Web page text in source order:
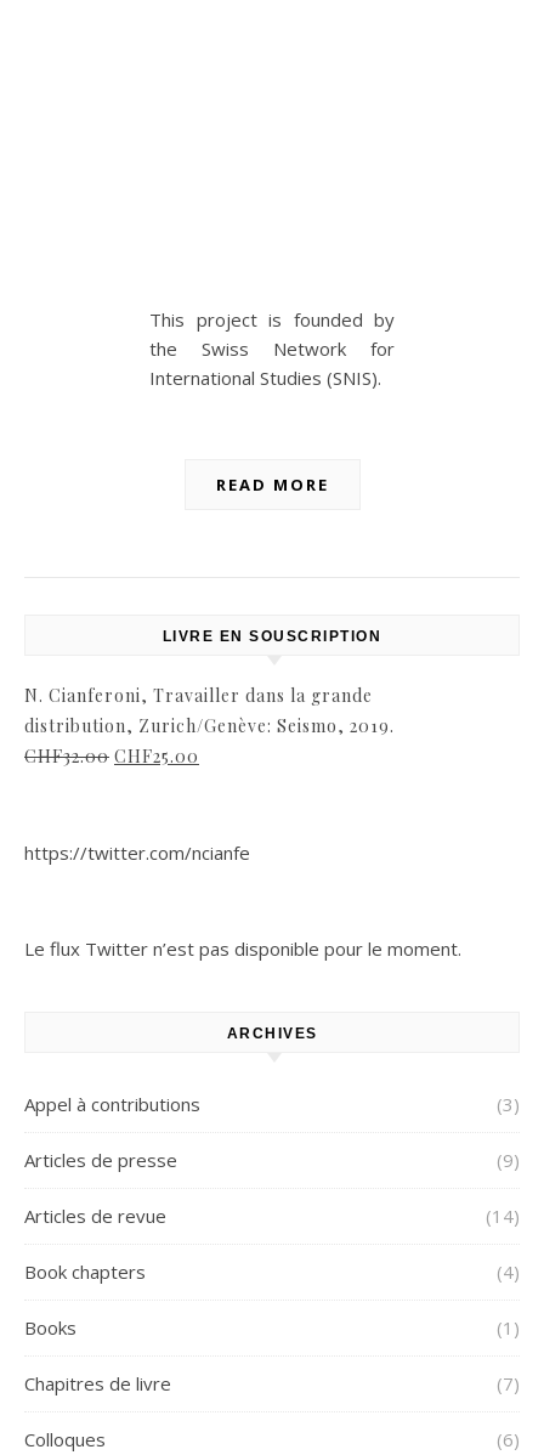
This project is founded by
the Swiss Network for
International Studies (SNIS).
READ MORE
LIVRE EN SOUSCRIPTION
N. Cianferoni, Travailler dans la grande
distribution, Zurich/Genève: Seismo, 2019.
CHF32.00 CHF25.00
https://twitter.com/ncianfe
Le flux Twitter n’est pas disponible pour le moment.
ARCHIVES
Appel à contributions (3)
Articles de presse (9)
Articles de revue (14)
Book chapters (4)
Books (1)
Chapitres de livre (7)
Colloques (6)